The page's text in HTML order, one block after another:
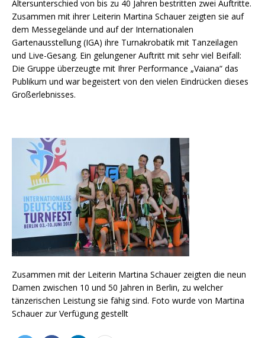
Altersunterschied von bis zu 40 Jahren bestritten zwei Auftritte.
Zusammen mit ihrer Leiterin Martina Schauer zeigten sie auf
dem Messegelände und auf der Internationalen
Gartenausstellung (IGA) ihre Turnakrobatik mit Tanzeilagen
und Live-Gesang. Ein gelungener Auftritt mit sehr viel Beifall:
Die Gruppe überzeugte mit Ihrer Performance „Vaiana“ das
Publikum und war begeistert von den vielen Eindrücken dieses
Großerlebnisses.
Zusammen mit der Leiterin Martina Schauer zeigten die neun
Damen zwischen 10 und 50 Jahren in Berlin, zu welcher
tänzerischen Leistung sie fähig sind. Foto wurde von Martina
Schauer zur Verfügung gestellt